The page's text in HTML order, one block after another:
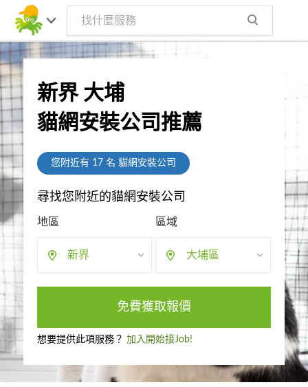
新界 大埔
貓網安裝公司推薦
您附近有 17 名 貓網安裝公司
尋找您附近的貓網安裝公司
地區
新界
區域
大埔區
免費獲取報價
想要提供此項服務？ 加入開始接Job!